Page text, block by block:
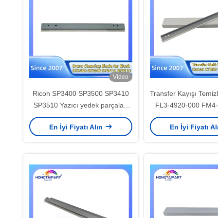
Video
Ricoh SP3400 SP3500 SP3410
SP3510 Yazıcı yedek parçaları
için davul temizleme bıçağı
HONGTAIPART
En İyi Fiyatı Alın
Transfer Kayışı
FL3-4920-000 FM4-
FC8-1699-000
imagePRESS Lite
C9075 Yedek
En İyi Fiyatı